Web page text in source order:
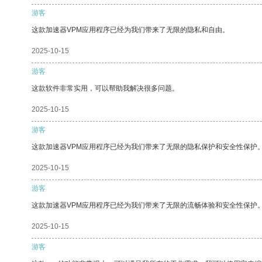
游客
这款加速器VPM应用程序已经为我们带来了无限的隐私和自由。
2025-10-15
游客
这款软件非常实用，可以帮助我解决很多问题。
2025-10-15
游客
这款加速器VPM应用程序已经为我们带来了无限的隐私保护和安全性保护
2025-10-15
游客
这款加速器VPM应用程序已经为我们带来了无限的流畅体验和安全性保护
2025-10-15
游客